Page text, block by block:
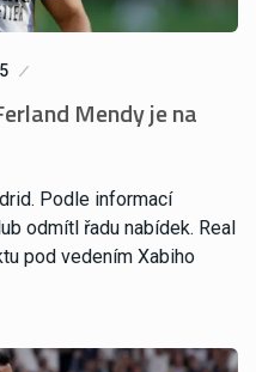
Mendy je na
Podle informací
odmítl řadu nabídek. Real
pod vedením Xabiho